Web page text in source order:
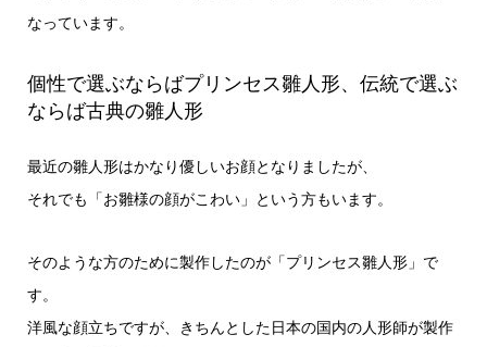
なっています。
個性で選ぶならばプリンセス雛人形、伝統で選ぶ
ならば古典の雛人形
最近の雛人形はかなり優しいお顔となりましたが、
それでも「お雛様の顔がこわい」という方もいます。
そのような方のために製作したのが「プリンセス雛人形」で
す。
洋風な顔立ちですが、きちんとした日本の国内の人形師が製作